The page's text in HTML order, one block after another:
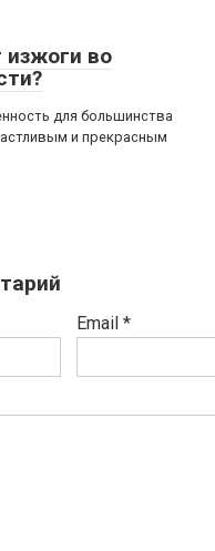
изжоги во
для большинства
и прекрасным
Email *